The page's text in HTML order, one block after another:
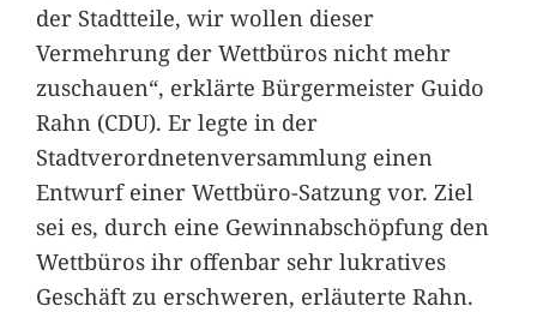
der Stadtteile, wir wollen dieser
Vermehrung der Wettbüros nicht mehr
zuschauen“, erklärte Bürgermeister Guido
Rahn (CDU). Er legte in der
Stadtverordnetenversammlung einen
Entwurf einer Wettbüro-Satzung vor. Ziel
sei es, durch eine Gewinnabschöpfung den
Wettbüros ihr offenbar sehr lukratives
Geschäft zu erschweren, erläuterte Rahn.